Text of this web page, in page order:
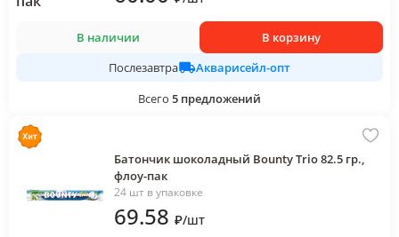
В наличии
В корзину
Послезавтра
Акварисейл-опт
Всего 5 предложений
Батончик шоколадный Bounty Trio 82.5 гр.,
флоу-пак
24 шт в упаковке
69.58 ₽/шт